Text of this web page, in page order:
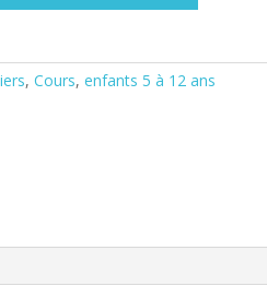
,Cours,enfants 5 à 12 ans